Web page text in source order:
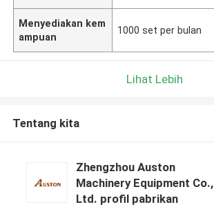
Menyediakan kem
ampuan
1000 set per bulan
Lihat Lebih
Tentang kita
Zhengzhou Auston
Machinery Equipment Co.,
Ltd. profil pabrikan